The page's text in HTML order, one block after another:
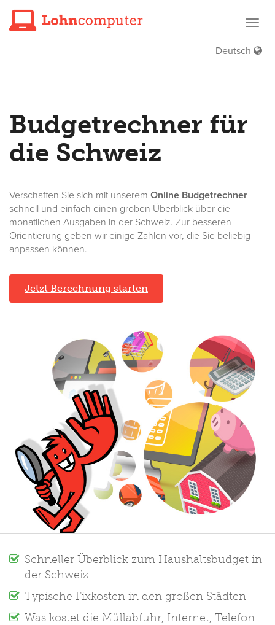
Deutsch
Budgetrechner für
die Schweiz
Verschaffen Sie sich mit unserem Online Budgetrechner
schnell und einfach einen groben Überblick über die
monatlichen Ausgaben in der Schweiz. Zur besseren
Orientierung geben wir einige Zahlen vor, die Sie beliebig
anpassen können.
Jetzt Berechnung starten
Schneller Überblick zum Haushaltsbudget in
der Schweiz
Typische Fixkosten in den großen Städten
Was kostet die Müllabfuhr, Internet, Telefon